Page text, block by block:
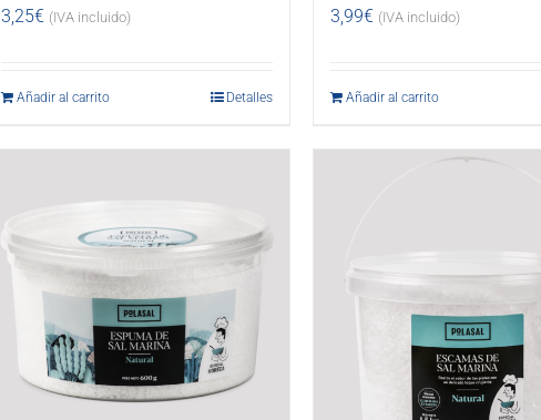
3,25€ (IVA incluido)
Añadir al carrito Detalles
3,99€ (IVA incluido)
Añadir al carrito